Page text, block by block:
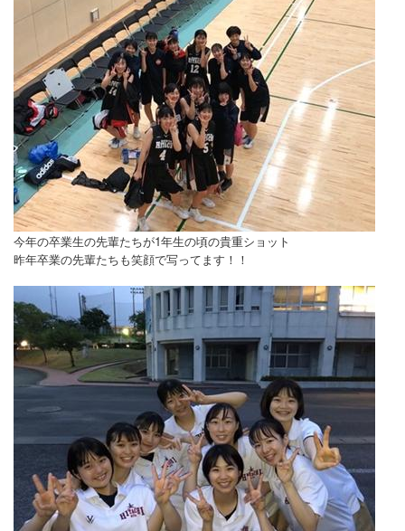
今年の卒業生の先輩たちが1年生の頃の貴重ショット
昨年卒業の先輩たちも笑顔で写ってます！！